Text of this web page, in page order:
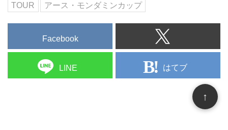
TOUR アース・モンダミンカップ
Facebook
LINE はてブ
↑